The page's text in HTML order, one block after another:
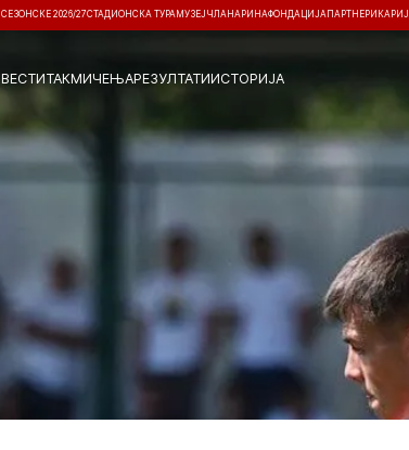
СЕЗОНСКЕ 2026/27СТАДИОНСКА ТУРА МУЗЕЈ ЧЛАНАРИНАФОНДАЦИЈА ПАРТНЕРИ
ВЕСТИТАКМИЧЕЊАРЕЗУЛТАТИИСТОРИЈА